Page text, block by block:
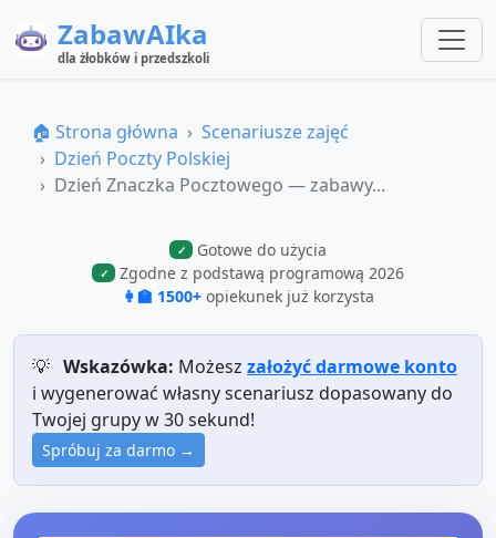
ZabawAIka
dla żłobków i przedszkoli
🏠 Strona główna
Scenariusze zajęć
Dzień Poczty Polskiej
Dzień Znaczka Pocztowego — zabawy...
✓ Gotowe do użycia
✓
Zgodne z podstawą programową 2026
👩‍🏫 1500+ opiekunek już korzysta
💡 Wskazówka: Możesz założyć darmowe konto
i wygenerować własny scenariusz dopasowany do
Twojej grupy w 30 sekund!
Spróbuj za darmo →